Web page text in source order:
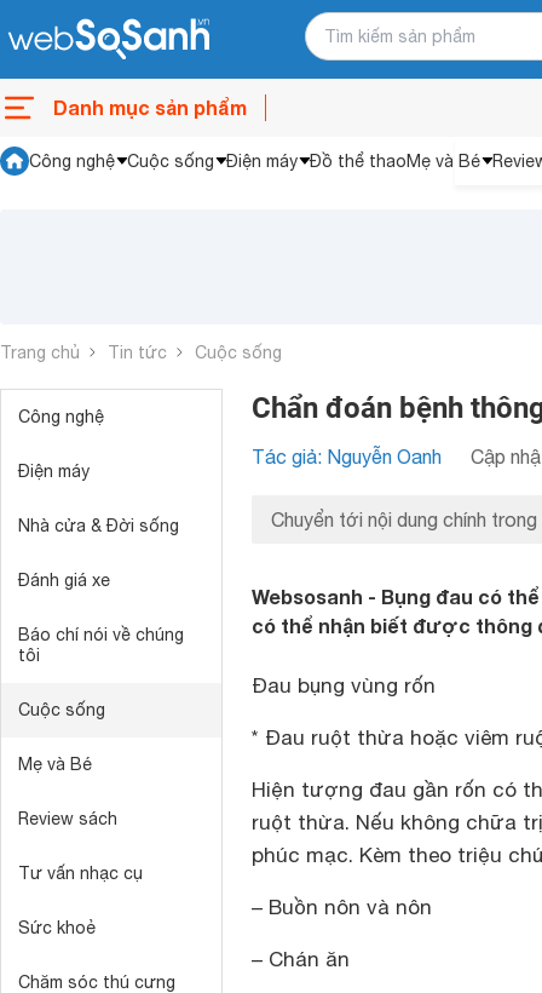
Danh mục sản phẩm
Công nghệ Cuộc sống Điện máy Đồ thể thaoMẹ và Bé
Trang chủ Tin tức Cuộc sống
Công nghệ
Điện máy
Nhà cửa & Đời sống
Đánh giá xe
Báo chí nói về chúng
tôi
Cuộc sống
Mẹ và Bé
Review sách
Tư vấn nhạc cụ
Sức khoẻ
Chăm sóc thú cưng
Chẩn đoán bệnh
Tác giả: Nguyễn Oanh Cập
Chuyển tới nội dung chính trong
Websosanh - Bụng đau có
có thể nhận biết được thông
Đau bụng vùng rốn
* Đau ruột thừa hoặc viêm
Hiện tượng đau gần rốn có
ruột thừa. Nếu không chữa
phúc mạc. Kèm theo triệu
– Buồn nôn và nôn
– Chán ăn